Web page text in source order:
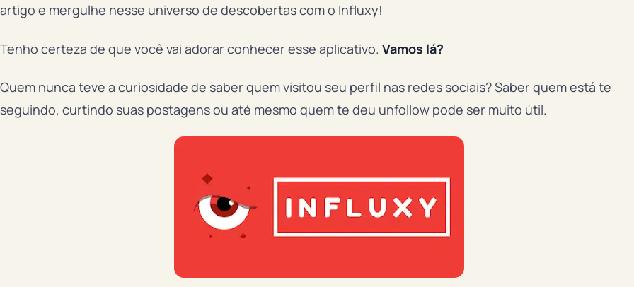
artigo e mergulhe nesse universo de descobertas com o Influxy!
Tenho certeza de que você vai adorar conhecer esse aplicativo. Vamos lá?
Quem nunca teve a curiosidade de saber quem visitou seu perfil nas redes sociais? Saber quem está te
seguindo, curtindo suas postagens ou até mesmo quem te deu unfollow pode ser muito útil.